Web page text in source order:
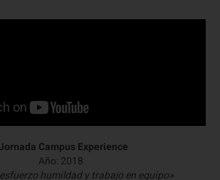
Campus Experience
Año: 2018
humildad y trabajo en equipo»